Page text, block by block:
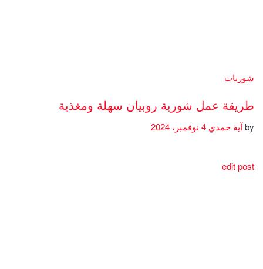
شوربات
طريقة عمل شوربة روبيان سهلة ومغذية
byآية حمدي
edit post